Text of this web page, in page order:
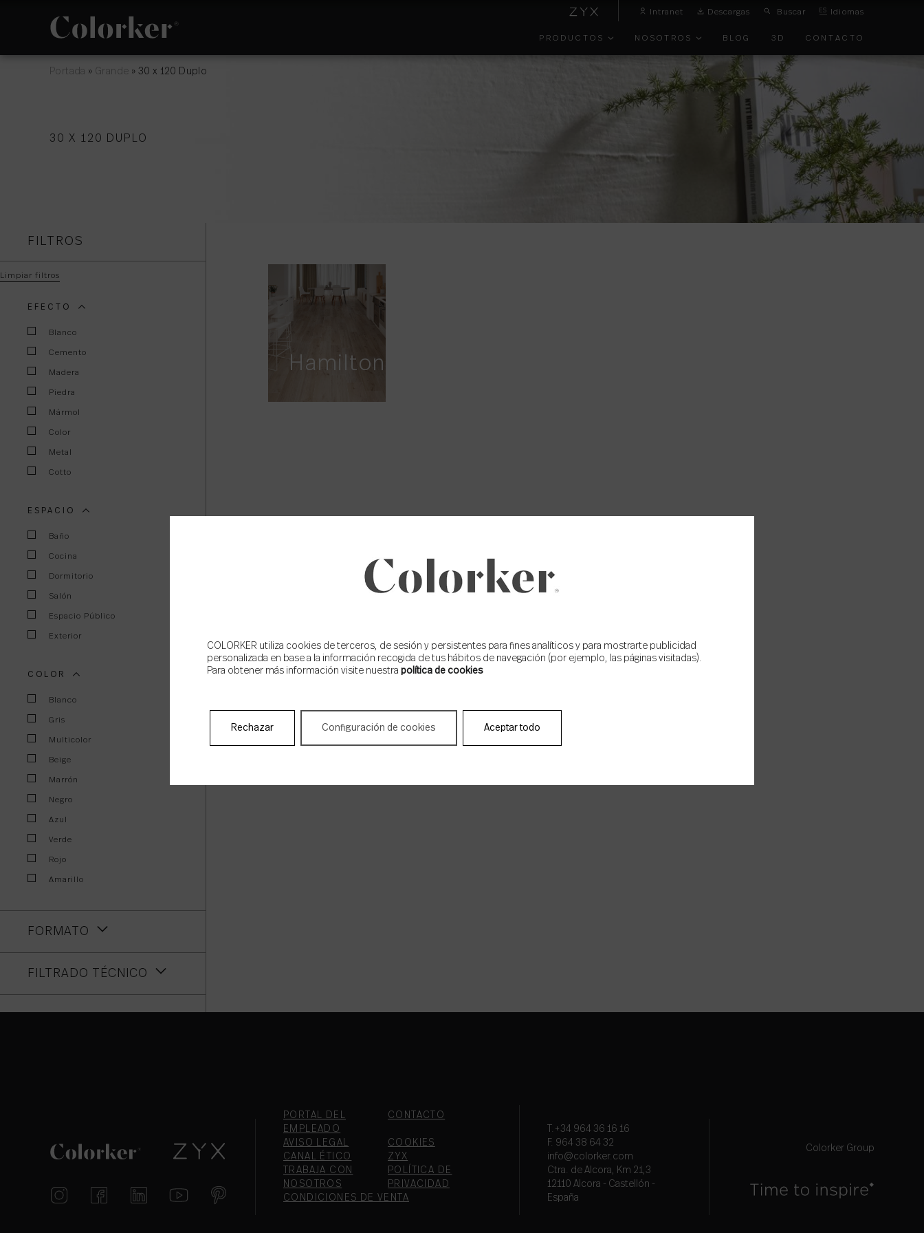
Intranet Descargas Buscar ES Idiomas
PRODUCTOS NOSOTROS
VANGUARDIA
BLOG 3D CONTACTO
Portada » Grande » 30 x 120 Duplo
30 X 120 DUPLO
FILTROS
Limpiar filtros
EFECTO
Blanco
Cemento
Madera
Piedra
Mármol
Color
Metal
Cotto
ESPACIO
Baño
Cocina
Dormitorio
Salón
Espacio Público
Exterior
COLOR
Blanco
Gris
Multicolor
Beige
Marrón
Negro
Azul
Verde
Rojo
Amarillo
FORMATO
FILTRADO TÉCNICO
Hamilton
PORTAL DEL
EMPLEADO
CONTACTO
AVISO LEGAL
COOKIES
CANAL ÉTICO
ZYX
TRABAJA CON
NOSOTROS
POLÍTICA DE
PRIVACIDAD
CONDICIONES DE VENTA
T.+34 964 36 16 16
F. 964 38 64 32
info@colorker.com
Ctra. de Alcora, Km 21,3
12110 Alcora - Castellón -
España
Colorker Group
COLORKER utiliza cookies de terceros, de sesión y persistentes para fines analíticos y para mostrarte publicidad
personalizada en base a la información recogida de tus hábitos de navegación (por ejemplo, las páginas visitadas).
Para obtener más información visite nuestra política de cookies
Aceptar todo
Rechazar Configuración de cookies